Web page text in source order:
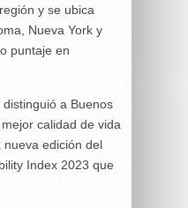
y se ubica
Nueva York y
puntaje en
a Buenos
calidad de vida
nueva edición del
Index 2023 que